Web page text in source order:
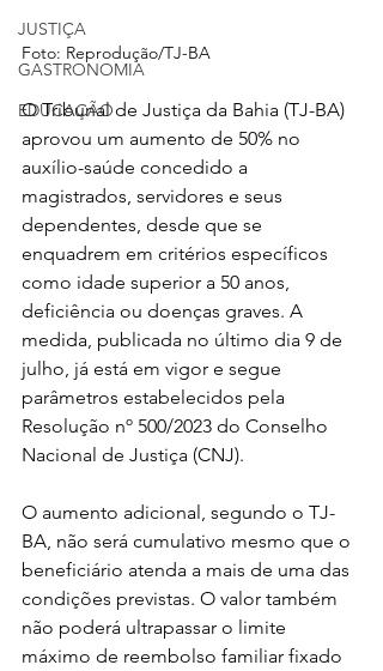
JUSTIÇA
GASTRONOMIA
EDUCAÇÃO
Foto: Reprodução/TJ-BA
O Tribunal de Justiça da Bahia (TJ-BA)
aprovou um aumento de 50% no
auxílio-saúde concedido a
magistrados, servidores e seus
dependentes, desde que se
enquadrem em critérios específicos
como idade superior a 50 anos,
deficiência ou doenças graves. A
medida, publicada no último dia 9 de
julho, já está em vigor e segue
parâmetros estabelecidos pela
Resolução nº 500/2023 do Conselho
Nacional de Justiça (CNJ).
O aumento adicional, segundo o TJ-
BA, não será cumulativo mesmo que o
beneficiário atenda a mais de uma das
condições previstas. O valor também
não poderá ultrapassar o limite
máximo de reembolso familiar fixado